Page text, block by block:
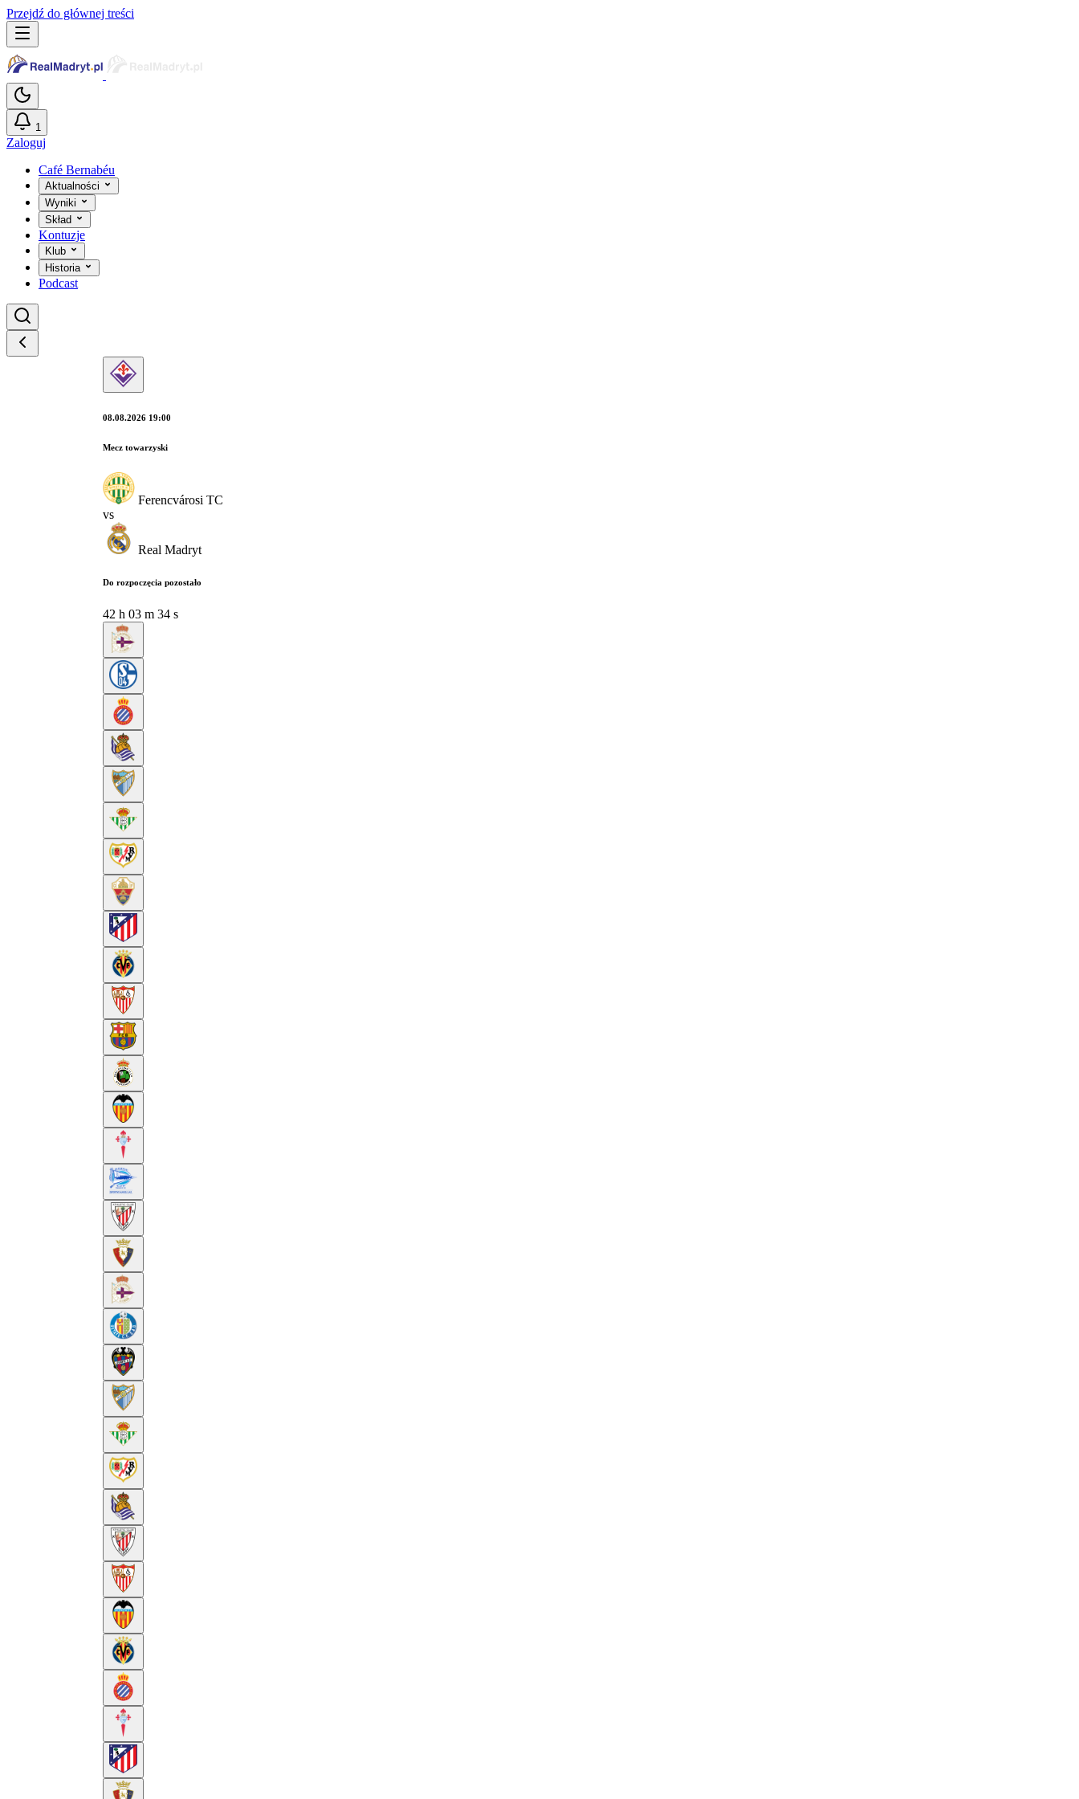
Przejdź do głównej treści
1
Zaloguj
Café Bernabéu
Aktualności
Wyniki
Skład
Kontuzje
Klub
Historia
Podcast
08.08.2026 19:00
Mecz towarzyski
Ferencvárosi TC
vs
Real Madryt
Do rozpoczęcia pozostało
42 h 03 m 33 s